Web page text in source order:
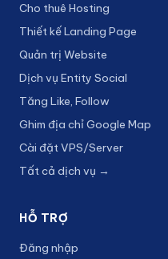
Cho thuê Hosting
Thiết kế Landing Page
Quản trị Website
Dịch vụ Entity Social
Tăng Like, Follow
Ghim địa chỉ Google Map
Cài đặt VPS/Server
Tất cả dịch vụ →
HỖ TRỢ
Đăng nhập